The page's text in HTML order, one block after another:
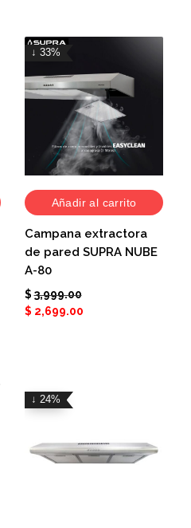
↓ 33%
Añadir al carrito
Campana extractora
de pared SUPRA NUBE
A-80
$ 3,999.00
$ 2,699.00
↓ 24%